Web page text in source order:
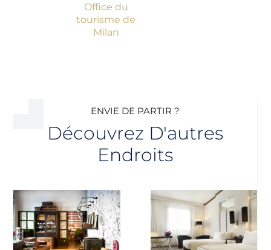
Office du
tourisme de
Milan
ENVIE DE PARTIR ?
Découvrez D'autres
Endroits